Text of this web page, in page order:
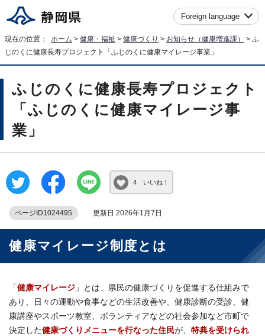
Foreign language
現在の位置： ホーム > 健康・福祉 > 健康づくり > お知らせ（健康増進課）
> ふ
じのくに健康長寿プロジェクト「ふじのくに健康マイレージ事業」
ふじのくに健康長寿プロジェクト
「ふじのくに健康マイレージ事
業」
4 いいね！
ページID1024495 更新日 2026年1月7日
健康マイレージ制度とは
「 健康マイレージ 」とは、県民の健康づくりを促進する仕組みで
あり、日々の運動や食事などの生活改善や、健康診断の受診、健
康講座やスポーツ教室、ボランティアなどの社会参加など市町で
決定した健康づくりメニューを行なった住民が、 特典を受けられ